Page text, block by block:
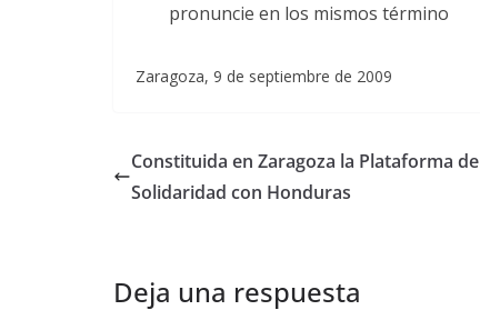
pronuncie en los mismos término
Zaragoza, 9 de septiembre de 2009
Constituida en Zaragoza la Plataforma de
Solidaridad con Honduras
Deja una respuesta